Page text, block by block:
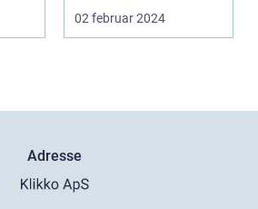
02 februar 2024
Adresse